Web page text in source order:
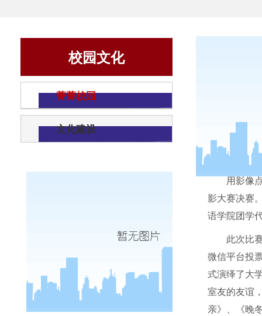
校园文化
菁菁校园
文化建设
用影像
影大赛决赛
语学院团学
此次比
微信平台投
式演绎了大
室友的友谊
亲》、《晚